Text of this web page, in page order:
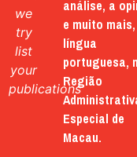
we
try
list
your
publications
análise, a
e muito
língua
portuguesa,
Região
Especial de
Macau.